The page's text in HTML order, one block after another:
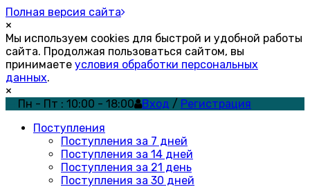
Полная версия сайта
×
Мы используем cookies для быстрой и удобной работы
сайта. Продолжая пользоваться сайтом, вы
принимаете условия обработки персональных
данных.
×
Пн - Пт : 10:00 - 18:00
Вход / Регистрация
Поступления
Поступления за 7 дней
Поступления за 14 дней
Поступления за 21 день
Поступления за 30 дней